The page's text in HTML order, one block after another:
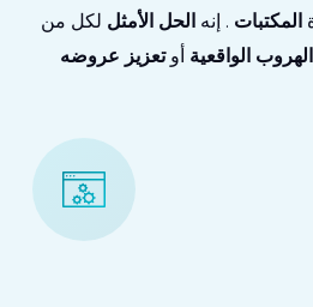
المكتبات . إنه الحل الأمثل لكل من
الواقعية أوتعزيز عروضه